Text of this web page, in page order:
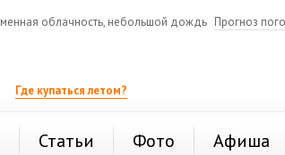
облачность, небольшой дождь Прогноз
Где купаться летом?
Статьи Фото Афиша